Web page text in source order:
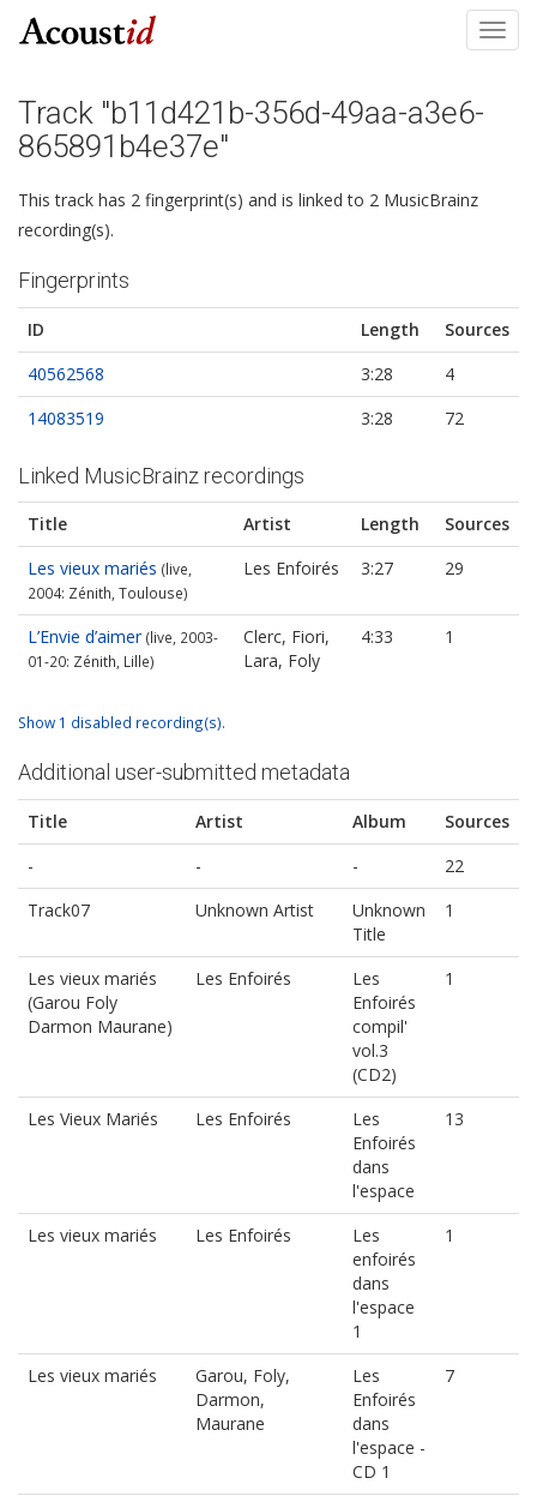
Track "b11d421b-356d-49aa-a3e6-
865891b4e37e"
This track has 2 fingerprint(s) and is linked to 2 MusicBrainz
recording(s).
Fingerprints
ID Length
Sources
40562568
3:28
4
14083519
3:28 72
Linked MusicBrainz recordings
Title Artist Length
Sources
Les vieux mariés (live,
2004: Zénith, Toulouse)
Les Enfoirés 3:27 29
L’Envie d’aimer(live, 2003-
01-20: Zénith, Lille)
Clerc, Fiori,
Lara, Foly
4:33 1
Show 1 disabled recording(s).
Additional user-submitted metadata
Title Artist Album
Sources
-
- -
22
Track07
Unknown Artist
Unknown
Title
1
Les vieux mariés
(Garou Foly
Darmon Maurane)
Les Enfoirés
Les
Enfoirés
compil'
vol.3
(CD2)
1
Les Vieux Mariés Les Enfoirés
Les
Enfoirés
dans
l'espace
13
Les vieux mariés Les Enfoirés
Les
enfoirés
dans
l'espace
1
1
Les vieux mariés
Garou, Foly,
Darmon,
Maurane
Les
Enfoirés
dans
l'espace -
CD 1
7